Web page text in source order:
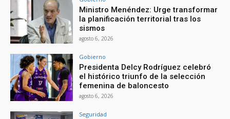
Ministro Menéndez: Urge transformar
la planificación territorial tras los
sismos
agosto 6, 2026
Gobierno
Presidenta Delcy Rodríguez celebró
el histórico triunfo de la selección
femenina de baloncesto
agosto 6, 2026
Seguridad